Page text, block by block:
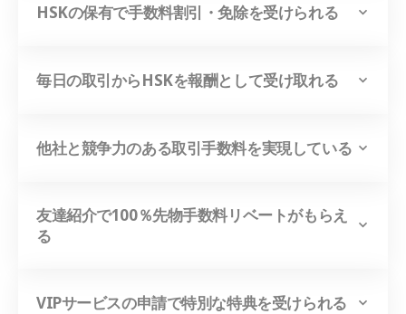
HSKの保有で手数料割引・免除を受けられる
毎日の取引からHSKを報酬として受け取れる
他社と競争力のある取引手数料を実現している
友達紹介で100％先物手数料リベートがもらえ
る
VIPサービスの申請で特別な特典を受けられる